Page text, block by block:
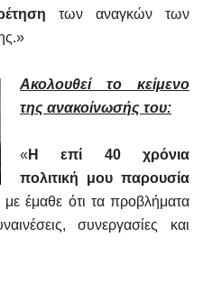
των αναγκών των
Ακολουθεί το κείμενο
της ανακοίνωσής του:
« Η επί 40 χρόνια
πολιτική μου παρουσία
έμαθε ότι τα προβλήματα
συνεργασίες και